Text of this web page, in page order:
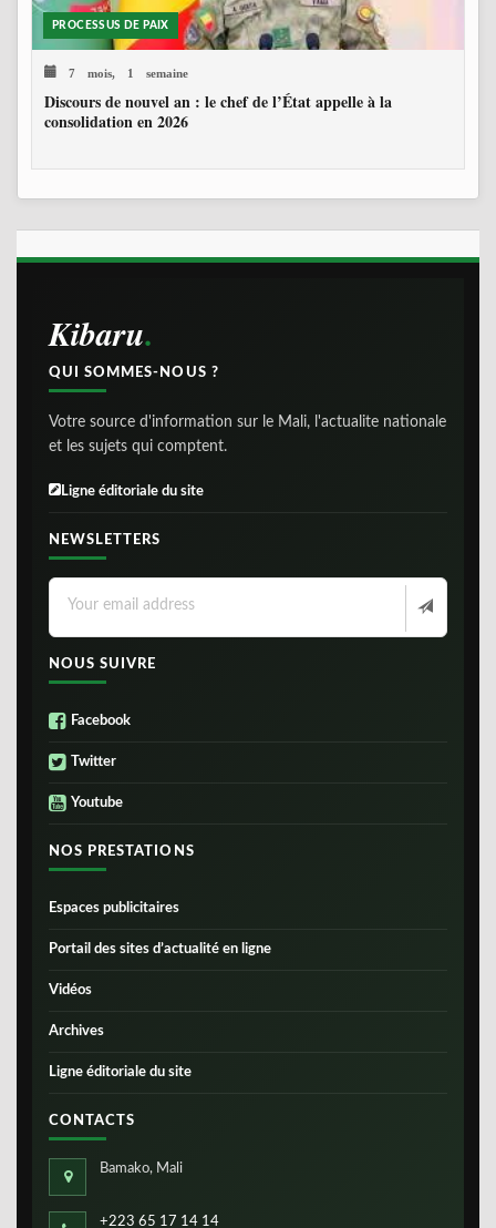
PROCESSUS DE PAIX
7 mois, 1 semaine
Discours de nouvel an : le chef de l’État appelle à la
consolidation en 2026
Kibaru
QUI SOMMES-NOUS ?
Votre source d'information sur le Mali, l'actualite nationale
et les sujets qui comptent.
Ligne éditoriale du site
NEWSLETTERS
NOUS SUIVRE
Facebook
Twitter
Youtube
NOS PRESTATIONS
Espaces publicitaires
Portail des sites d’actualité en ligne
Vidéos
Archives
Ligne éditoriale du site
CONTACTS
Bamako, Mali
+223 65 17 14 14